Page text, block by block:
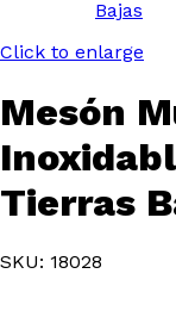
Click to enlarge
Mesón
Tierras
SKU: 18028